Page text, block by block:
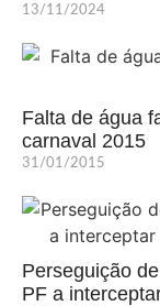
13/11/2024
Falta de água
carnaval 2015
31/01/2015
Perseguição
PF a